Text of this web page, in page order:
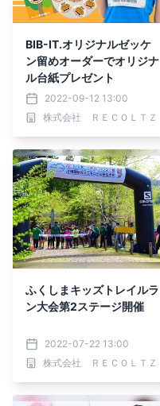
BIB-IT.オリジナルゼッケ
ン留めオーダーでオリジナ
ル台紙プレゼント
2022-09-12 13:00
株式会社 ＲＥＣＯＬＴＺ
ふくしまキッズトレイルラ
ン大会第2ステージ開催
2022-07-22 13:00
株式会社 ＲＥＣＯＬＴＺ